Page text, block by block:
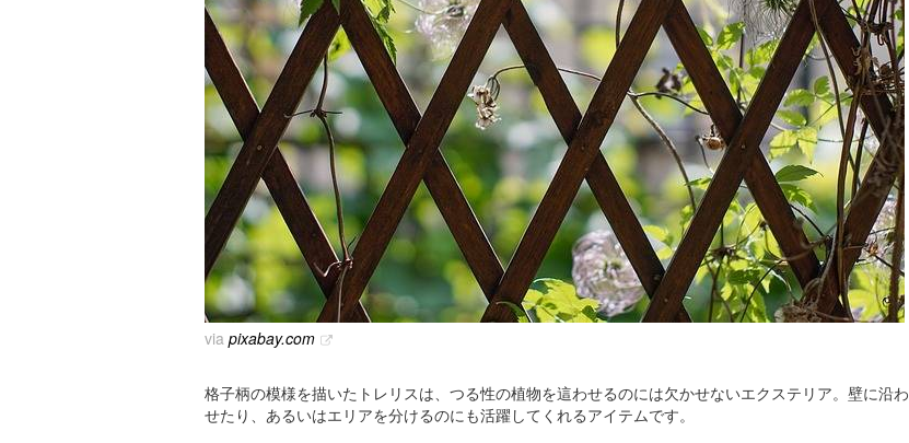
via pixabay.com
格子柄の模様を描いたトレリスは、つる性の植物を這わせるのには欠かせないエクステリア。壁に沿わ
せたり、あるいはエリアを分けるのにも活躍してくれるアイテムです。